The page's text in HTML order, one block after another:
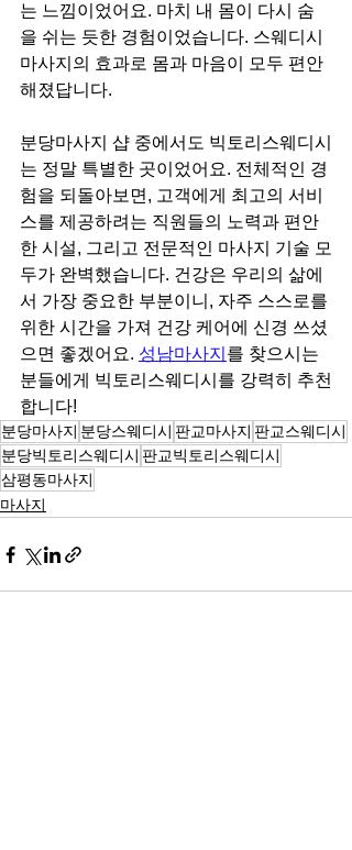
는 느낌이었어요. 마치 내 몸이 다시 숨
을 쉬는 듯한 경험이었습니다. 스웨디시
마사지의 효과로 몸과 마음이 모두 편안
해졌답니다.
분당마사지 샵 중에서도 빅토리스웨디시
는 정말 특별한 곳이었어요. 전체적인 경
험을 되돌아보면, 고객에게 최고의 서비
스를 제공하려는 직원들의 노력과 편안
한 시설, 그리고 전문적인 마사지 기술 모
두가 완벽했습니다. 건강은 우리의 삶에
서 가장 중요한 부분이니, 자주 스스로를
위한 시간을 가져 건강 케어에 신경 쓰셨
으면 좋겠어요. 성남마사지 를 찾으시는
분들에게 빅토리스웨디시를 강력히 추천
합니다!
분당마사지 분당스웨디시 판교마사지 판교스웨디시
분당빅토리스웨디시 판교빅토리스웨디시
삼평동마사지
마사지